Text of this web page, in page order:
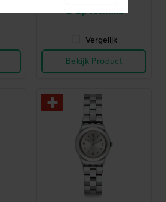
● Op voorraad
Vergelijk
Bekijk Product